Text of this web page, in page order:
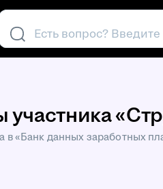
Есть вопрос?
участника
«Банк данных заработных